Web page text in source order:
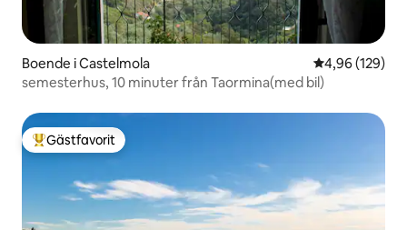
Boende i Castelmola 4,96 av 5 i
4,96 (129)
semesterhus, 10 minuter från Taormina(med bil)
Populär gästfavorit
Gästfavorit